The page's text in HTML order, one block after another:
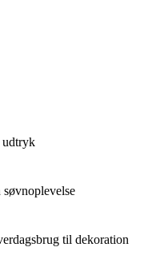
udtryk
søvnoplevelse
til dekoration